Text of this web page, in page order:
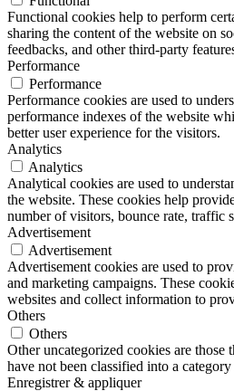
Functional cookies help to perform
sharing the content of the website on
feedbacks, and other third-party
Performance
Performance
Performance cookies are used to
performance indexes of the website
better user experience for the visitors.
Analytics
Analytics
Analytical cookies are used to
the website. These cookies help
number of visitors, bounce rate, traffic
Advertisement
Advertisement
Advertisement cookies are used to
and marketing campaigns. These
websites and collect information to
Others
Others
Other uncategorized cookies are those
have not been classified into a category
Enregistrer & appliquer